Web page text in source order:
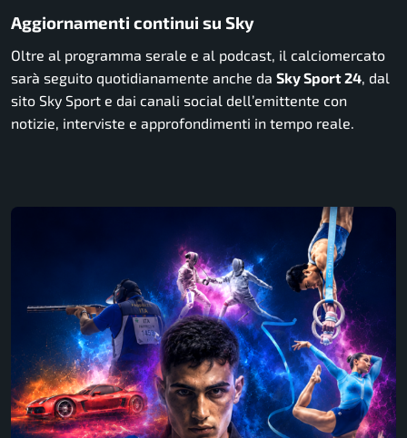
Aggiornamenti continui su Sky
Oltre al programma serale e al podcast, il calciomercato
sarà seguito quotidianamente anche da Sky Sport 24, dal
sito Sky Sport e dai canali social dell’emittente con
notizie, interviste e approfondimenti in tempo reale.